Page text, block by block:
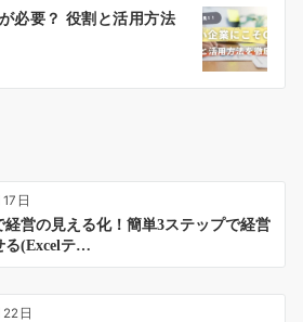
必要？ 役割と活用方法
日
経営の見える化！簡単3ステップで経営
る(Excelテ…
日